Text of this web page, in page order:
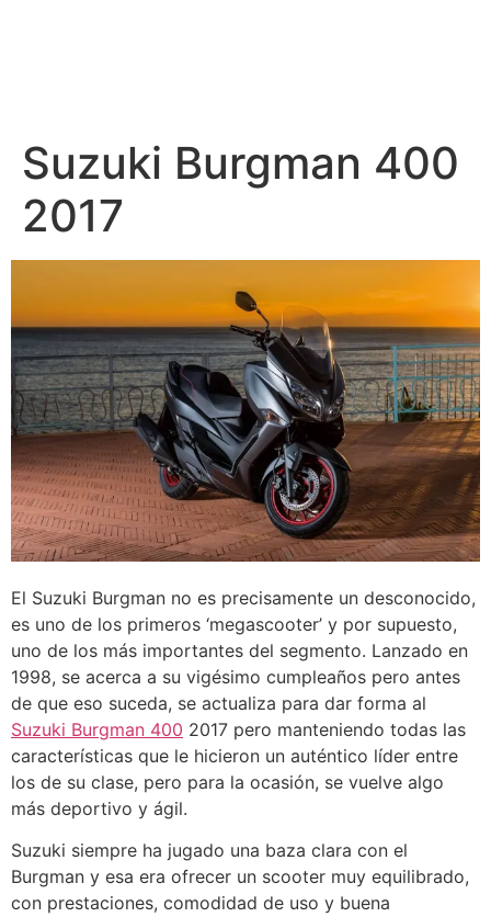
Suzuki Burgman 400
2017
El Suzuki Burgman no es precisamente un desconocido,
es uno de los primeros ‘megascooter’ y por supuesto,
uno de los más importantes del segmento. Lanzado en
1998, se acerca a su vigésimo cumpleaños pero antes
de que eso suceda, se actualiza para dar forma al
Suzuki Burgman 400 2017 pero manteniendo todas las
características que le hicieron un auténtico líder entre
los de su clase, pero para la ocasión, se vuelve algo
más deportivo y ágil.
Suzuki siempre ha jugado una baza clara con el
Burgman y esa era ofrecer un scooter muy equilibrado,
con prestaciones, comodidad de uso y buena